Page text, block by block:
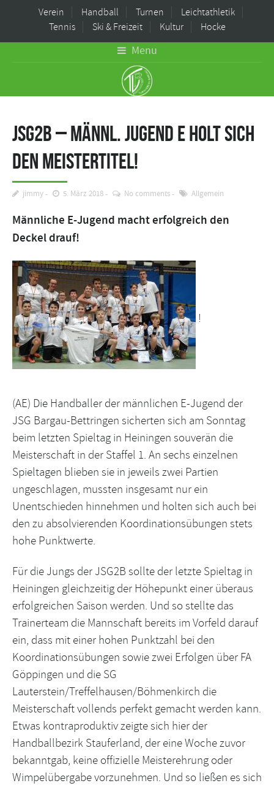
Verein Handball Turnen
Leichtathletik
Tennis
Ski & Freizeit Kultur Hocke
Menu
JSG2B – Männl. Jugend E holt sich
den Meistertitel!
jimmy 5. März 2018 No comments Allgemein
Männliche E-Jugend macht erfolgreich den
Deckel drauf!
!
(AE) Die Handballer der männlichen E-Jugend der
JSG Bargau-Bettringen sicherten sich am Sonntag
beim letzten Spieltag in Heiningen souverän die
Meisterschaft in der Staffel 1. An sechs einzelnen
Spieltagen blieben sie in jeweils zwei Partien
ungeschlagen, mussten insgesamt nur ein
Unentschieden hinnehmen und holten sich auch bei
den zu absolvierenden Koordinationsübungen stets
hohe Punktwerte.
Für die Jungs der JSG2B sollte der letzte Spieltag in
Heiningen gleichzeitig der Höhepunkt einer überaus
erfolgreichen Saison werden. Und so stellte das
Trainerteam die Mannschaft bereits im Vorfeld darauf
ein, dass mit einer hohen Punktzahl bei den
Koordinationsübungen sowie zwei Erfolgen über FA
Göppingen und die SG
Lauterstein/Treffelhausen/Böhmenkirch die
Meisterschaft vollends perfekt gemacht werden kann.
Etwas kontraproduktiv zeigte sich hier der
Handballbezirk Stauferland, der eine Woche zuvor
bekanntgab, keine offizielle Meisterehrung oder
Wimpelübergabe vorzunehmen. Und so ließen es sich